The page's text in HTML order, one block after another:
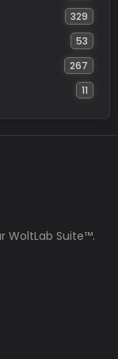
329
53
267
11
WoltLab Suite™.